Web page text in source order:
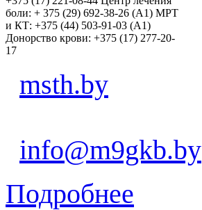
боли: + 375 (29) 692-38-26 (А1) МРТ
и КТ: +375 (44) 503-91-03 (А1)
Донорство крови: +375 (17) 277-20-
17
msth.by
info@m9gkb.by
Подробнее